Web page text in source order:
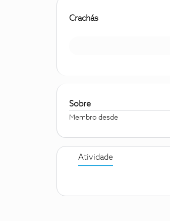
Crachás
Sobre
Membro desde
Atividade